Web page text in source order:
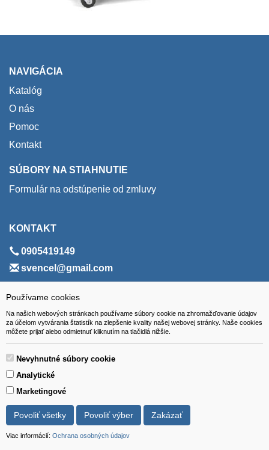
Používame cookies
Na našich webových stránkach používame súbory cookie na zhromažďovanie údajov
za účelom vytvárania štatistík na zlepšenie kvality našej webovej stránky. Naše cookies
môžete prijať alebo odmietnuť kliknutím na tlačidlá nižšie.
Nevyhnutné súbory cookie
Analytické
Marketingové
Povoliť všetky Povoliť výber Zakázať
Viac informácií: Ochrana osobných údajov
NAVIGÁCIA
Katalóg
O nás
Pomoc
Kontakt
SÚBORY NA STIAHNUTIE
Formulár na odstúpenie od zmluvy
KONTAKT
0905419149
svencel@gmail.com
ADRESA
VEST - tech s.r.o.
Hviezdoslavova 280/6, 965 01 Žiar nad Hronom
Slovakia (Slovak Republic)
Všetky ceny sú uvádzané vrátane DPH.
© 2018 GIBOX, s.r.o. • Generuje redakčný systém YGScms •